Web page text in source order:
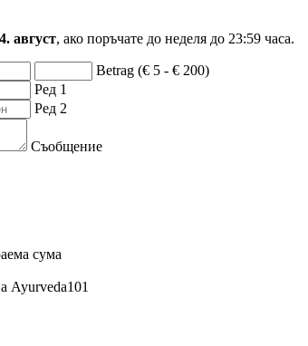
август, ако поръчате до неделя до 23:59 часа.
Betrag (€ 5 - € 200)
Ред 1
Ред 2
Съобщение
сума
Ayurveda101